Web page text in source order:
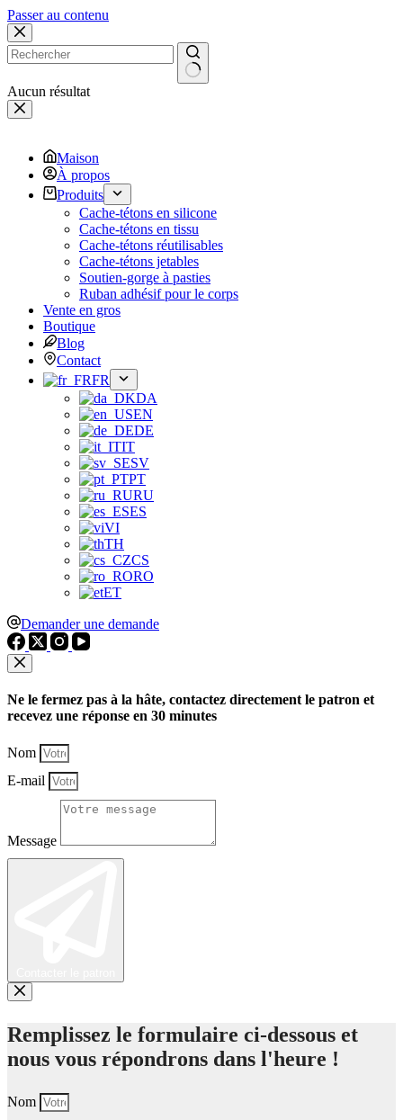
Passer au contenu
Aucun résultat
Maison
À propos
Produits
Cache-tétons en silicone
Cache-tétons en tissu
Cache-tétons réutilisables
Cache-tétons jetables
Soutien-gorge à pasties
Ruban adhésif pour le corps
Vente en gros
Boutique
Blog
Contact
FR
DA
EN
DE
IT
SV
PT
RU
ES
VI
TH
CS
RO
ET
Demander une demande
Ne le fermez pas à la hâte, contactez directement le patron et
recevez une réponse en 30 minutes
Nom
E-mail
Message
Remplissez le formulaire ci-dessous et
nous vous répondrons dans l'heure !
Nom